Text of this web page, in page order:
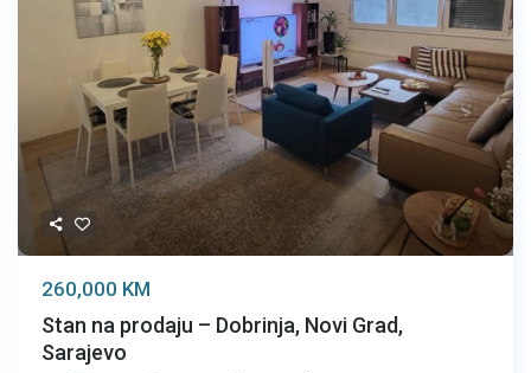
260,000 KM
Stan na prodaju – Dobrinja, Novi Grad,
Sarajevo